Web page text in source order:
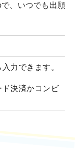
、いつでも出願
力できます。
決済かコンビ